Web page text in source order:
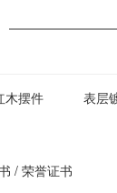
木摆件 表层
/ 荣誉证书